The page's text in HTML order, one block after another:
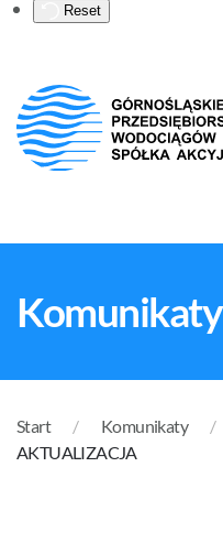
Reset
Komunikaty
Start Komunikaty
AKTUALIZACJA